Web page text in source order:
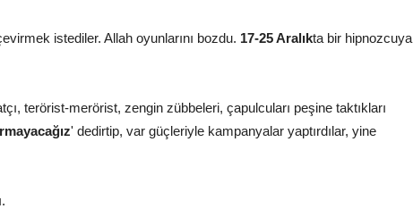
istediler. Allah oyunlarını bozdu. 17-25 Aralıkta bir hipnozcuya
terörist-merörist, zengin zübbeleri, çapulcuları peşine taktıkları
' dedirtip, var güçleriyle kampanyalar yaptırdılar, yine